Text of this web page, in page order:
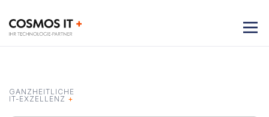
GANZHEITLICHE
IT-EXZELLENZ +